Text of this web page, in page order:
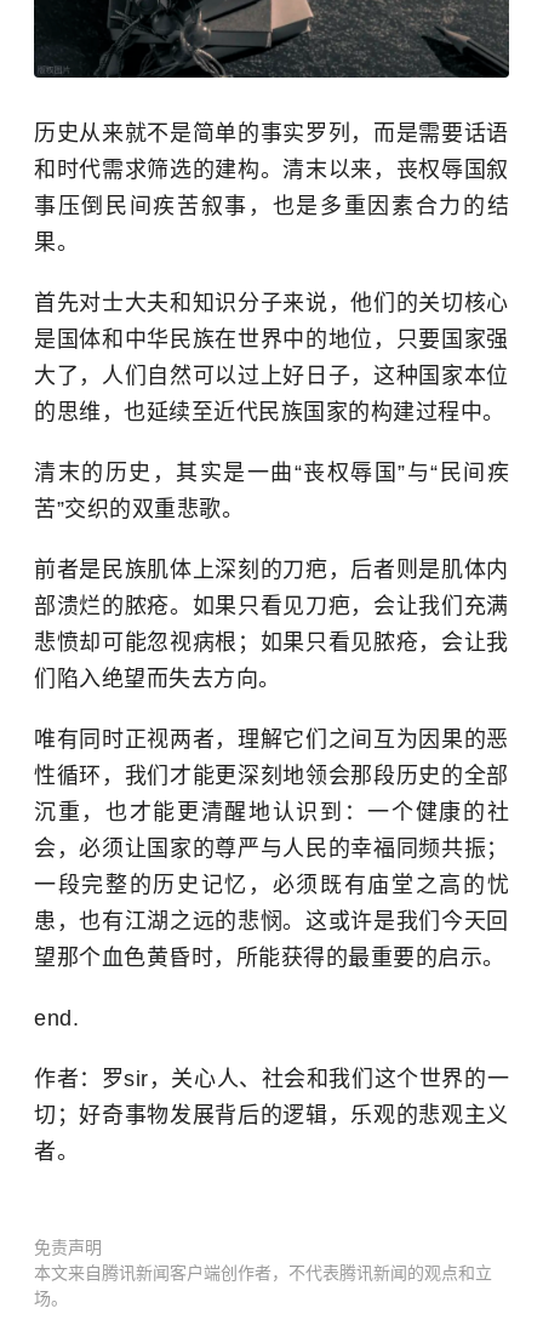
历史从来就不是简单的事实罗列，而是需要话语
和时代需求筛选的建构。清末以来，丧权辱国叙
事压倒民间疾苦叙事，也是多重因素合力的结
果。
首先对士大夫和知识分子来说，他们的关切核心
是国体和中华民族在世界中的地位，只要国家强
大了，人们自然可以过上好日子，这种国家本位
的思维，也延续至近代民族国家的构建过程中。
清末的历史，其实是一曲“丧权辱国”与“民间疾
苦”交织的双重悲歌。
前者是民族肌体上深刻的刀疤，后者则是肌体内
部溃烂的脓疮。如果只看见刀疤，会让我们充满
悲愤却可能忽视病根；如果只看见脓疮，会让我
们陷入绝望而失去方向。
唯有同时正视两者，理解它们之间互为因果的恶
性循环，我们才能更深刻地领会那段历史的全部
沉重，也才能更清醒地认识到：一个健康的社
会，必须让国家的尊严与人民的幸福同频共振；
一段完整的历史记忆，必须既有庙堂之高的忧
患，也有江湖之远的悲悯。这或许是我们今天回
望那个血色黄昏时，所能获得的最重要的启示。
end.
作者：罗sir，关心人、社会和我们这个世界的一
切；好奇事物发展背后的逻辑，乐观的悲观主义
者。
免责声明
本文来自腾讯新闻客户端创作者，不代表腾讯新闻的观点和立
场。